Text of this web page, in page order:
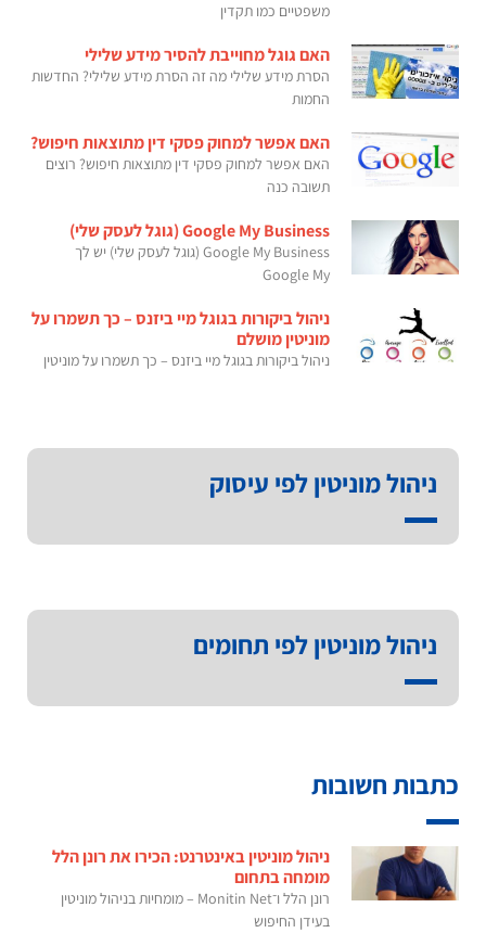
משפטיים כמו תקדין
האם גוגל מחוייבת להסיר מידע שלילי
הסרת מידע שלילי מה זה הסרת מידע שלילי? החדשות
החמות
האם אפשר למחוק פסקי דין מתוצאות חיפוש?
האם אפשר למחוק פסקי דין מתוצאות חיפוש? רוצים
תשובה כנה
Google My Business (גוגל לעסק שלי)
Google My Business (גוגל לעסק שלי) יש לך
Google My
ניהול ביקורות בגוגל מיי ביזנס – כך תשמרו על
מוניטין מושלם
ניהול ביקורות בגוגל מיי ביזנס – כך תשמרו על מוניטין
ניהול מוניטין לפי עיסוק
ניהול מוניטין לפי תחומים
כתבות חשובות
ניהול מוניטין באינטרנט: הכירו את רונן הלל
מומחה בתחום
רונן הלל ו־Monitin Net – מומחיות בניהול מוניטין
בעידן החיפוש